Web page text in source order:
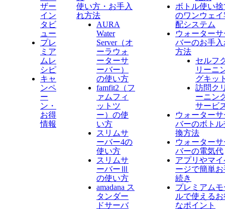
ザー
イン
タビ
ュー
プレ
ミア
ムレ
シピ
キャ
ンペ
ー
ン・
お得
情報
使い方・お手入
れ方法
AURA
Water
Server​（オ
ーラウォ
ーターサ
ーバー）
の使い方
famfit2（フ
ァムフィ
ットツ
ー）の使
い方
スリムサ
ーバー4の
使い方
スリムサ
ーバーⅢ
の使い方
amadana ス
タンダー
ドサーバ
ボトル使い捨
のワンウェイ
配システム
ウォーター
バーのお手入
方法
セルフ
リーニ
グキッ
訪問ク
ーニン
サービ
ウォーター
バーのボトル
換方法
ウォーター
バーの電気代
アプリやマイ
ージで簡単お
続き
プレミアムモ
ルで使える
なポイント